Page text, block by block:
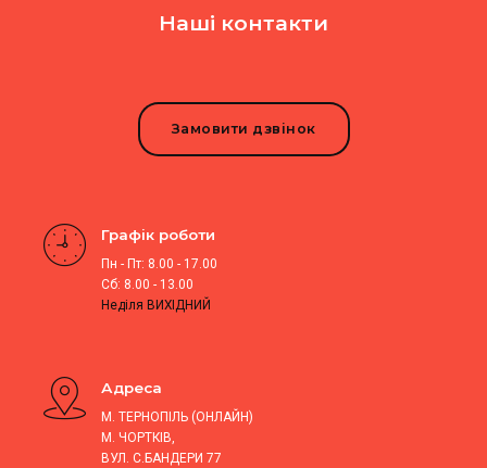
Наші контакти
Замовити дзвінок
Графік роботи
Пн - Пт: 8.00 - 17.00
Сб: 8.00 - 13.00
Неділя ВИХІДНИЙ
Адреса
М. ТЕРНОПІЛЬ (ОНЛАЙН)
М. ЧОРТКІВ,
ВУЛ. С.БАНДЕРИ 77